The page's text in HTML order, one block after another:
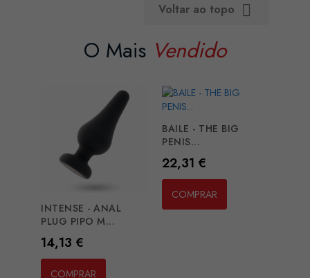
Voltar ao topo 
O Mais Vendido
INTENSE - ANAL
PLUG PIPO M...
Preço
14,13 €
COMPRAR
BAILE - THE BIG
PENIS...
Preço
22,31 €
COMPRAR